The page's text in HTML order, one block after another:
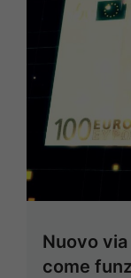
Nuovo
come